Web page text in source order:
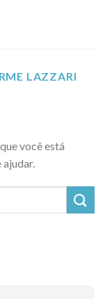
LAZZARI
você está
ajudar.